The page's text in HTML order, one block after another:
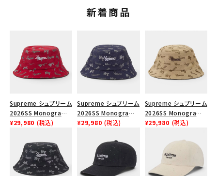
新着商品
Supreme シュプリーム
2026SS Monogram
Crusher Hat モノグラ
レッド
¥29,980 (税込)
Supreme シュプリーム
2026SS Monogram
Crusher Hat モノグラ
ネイビー
¥29,980 (税込)
Supreme シュプリーム
2026SS Monogram
Crusher Hat モノグラ
¥29,980 (税込)